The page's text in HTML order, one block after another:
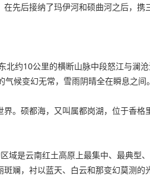
先后接纳了玛伊河和硕曲河之后，携
约10公里的横断山脉中段怒江与澜
候变幻无常，雪雨阴晴全在瞬息之间。
。硕都海，又叫属都岗湖，位于香格
域是云南红土高原上最集中、最典型
斓，衬以蓝天、白云和那变幻莫测的